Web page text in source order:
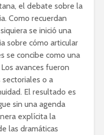
el debate sobre la
Como recuerdan
se inició una
sobre cómo articular
se concibe como una
avances fueron
o a
El resultado es
sin una agenda
explícita la
las dramáticas